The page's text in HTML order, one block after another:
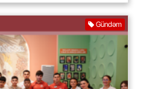
Gündəm